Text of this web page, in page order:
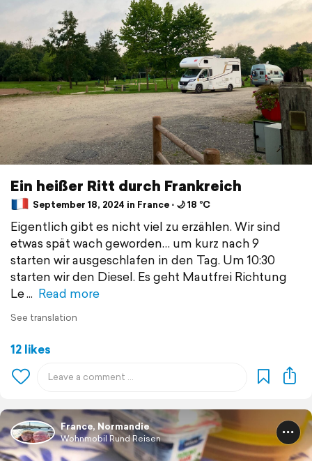
Ein heißer Ritt durch Frankreich
September 18, 2024 in France ⋅ 🌙 18 °C
Eigentlich gibt es nicht viel zu erzählen. Wir sind
etwas spät wach geworden… um kurz nach 9
starten wir ausgeschlafen in den Tag. Um 10:30
starten wir den Diesel. Es geht Mautfrei Richtung
Le
Read more
See translation
12 likes
France, Normandie
Wohnmobil Rund Reisen